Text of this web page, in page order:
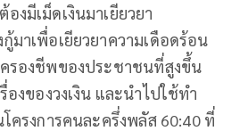
งมีเม็ดเงินมาเยียวยา
มาเพื่อเยียวยาความเดือดร้อน
รองชีพของประชาชนที่สูงขึ้น
องของวงเงิน และนำไปใช้ทำ
ครงการคนละครึ่งพลัส 60:40 ที่